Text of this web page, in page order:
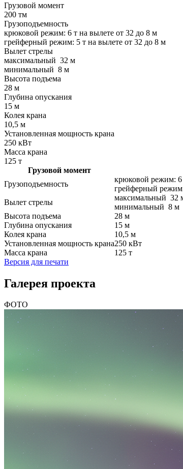
Грузовой момент
200 тм
Грузоподъемность
крюковой режим: 6 т на вылете от 32 до 8
грейферный режим: 5 т на вылете от 32 до 8 м
Вылет стрелы
максимальный 32 м
минимальный 8 м
Высота подъема
28 м
Глубина опускания
15 м
Колея крана
10,5 м
Установленная мощность крана
250 кВт
Масса крана
125 т
Грузовой момент
Грузоподъемность
крюковой
грейферный
Вылет стрелы
максимальный 32
минимальный 8 м
Высота подъема
28 м
Глубина опускания
15 м
Колея крана
10,5 м
Установленная мощность крана250 кВт
Масса крана
125 т
Версия для печати
Галерея проекта
ФОТО